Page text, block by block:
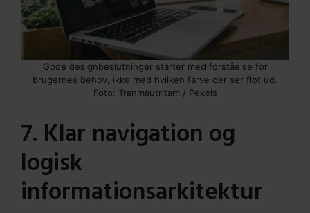
Gode designbeslutninger starter med forståelse for
brugernes behov, ikke med hvilken farve der ser flot ud.
Foto: Tranmautritam / Pexels
7. Klar navigation og
logisk
informationsarkitektur